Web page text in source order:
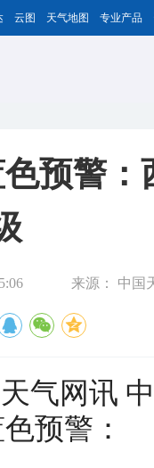
云图 天气地图 专业产品
预警
来源： 中国
气网讯
预警：